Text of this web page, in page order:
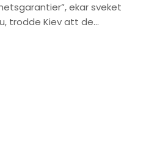
ekar sveket
trodde Kiev att de…